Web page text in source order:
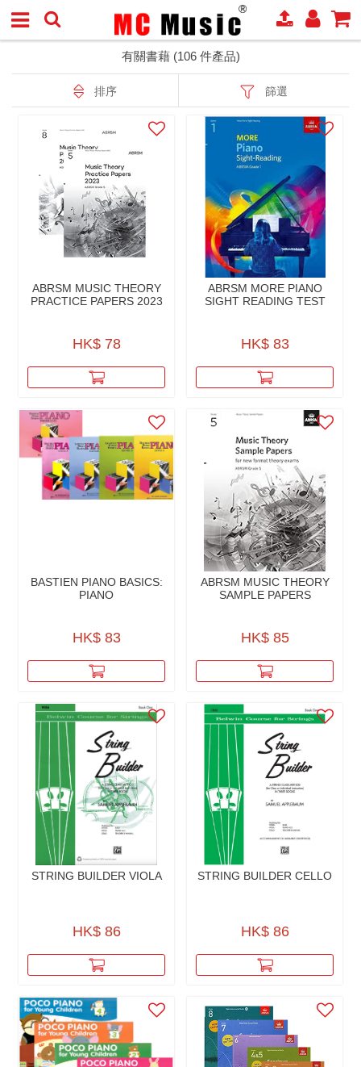
有關書藉 (106 件產品)
排序 篩選
ABRSM MUSIC THEORY
PRACTICE PAPERS 2023
HK$ 78
ABRSM MORE PIANO
SIGHT READING TEST
HK$ 83
BASTIEN PIANO BASICS:
PIANO
HK$ 83
ABRSM MUSIC THEORY
SAMPLE PAPERS
HK$ 85
STRING BUILDER VIOLA
HK$ 86
STRING BUILDER CELLO
HK$ 86